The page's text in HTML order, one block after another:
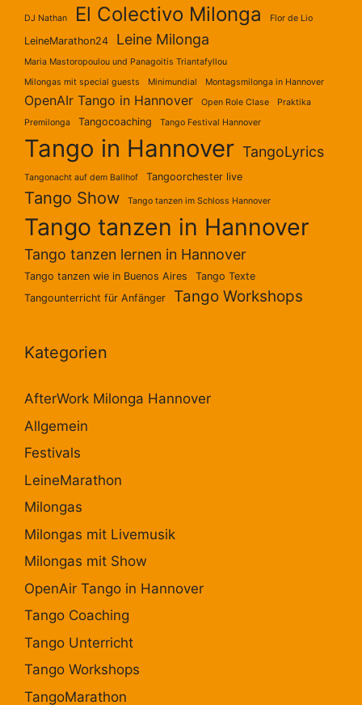
DJ Nathan El Colectivo Milonga Flor de Lio
LeineMarathon24 Leine Milonga
Maria Mastoropoulou und Panagoitis Triantafyllou
Milongas mit special guests
Minimundial Montagsmilonga in Hannover
OpenAIr Tango in Hannover Open Role Clase
Praktika
Premilonga
Tangocoaching Tango Festival Hannover
Tango in Hannover TangoLyrics
Tangonacht auf dem Ballhof Tangoorchester live
Tango Show Tango tanzen im Schloss Hannover
Tango tanzen in Hannover
Tango tanzen lernen in Hannover
Tango tanzen wie in Buenos Aires
Tango Texte
Tangounterricht für Anfänger
Tango Workshops
Kategorien
AfterWork Milonga Hannover
Allgemein
Festivals
LeineMarathon
Milongas
Milongas mit Livemusik
Milongas mit Show
OpenAir Tango in Hannover
Tango Coaching
Tango Unterricht
Tango Workshops
TangoMarathon